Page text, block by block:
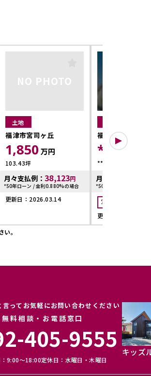
NO PHOTO
土地
福津市宮司ヶ丘
1,850 万円
103.43坪
月々支払例：38,123円
*50年ローン / 金利0.880%の場合
更新日：2026.03.14
福津市＊＊＊＊
****
**坪
月々支払例：
*50年ローン / 金利
写真充実
更新日：2025.11.14
。
ってお気軽にお問い合わせください
無料相談・お電話窓口
405-9555
9:00〜18:00定休日：水曜日・木曜日
キッズ